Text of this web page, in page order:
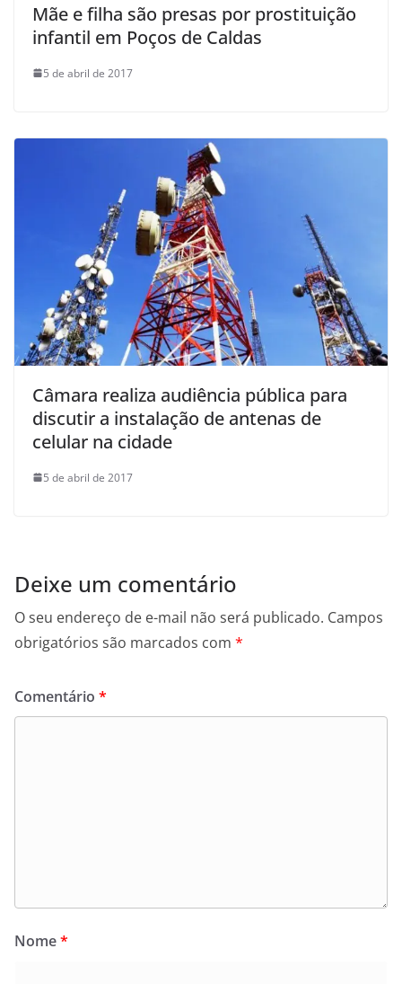
Mãe e filha são presas por prostituição
infantil em Poços de Caldas
5 de abril de 2017
Câmara realiza audiência pública para
discutir a instalação de antenas de
celular na cidade
5 de abril de 2017
Deixe um comentário
O seu endereço de e-mail não será publicado. Campos
obrigatórios são marcados com *
Comentário *
Nome*